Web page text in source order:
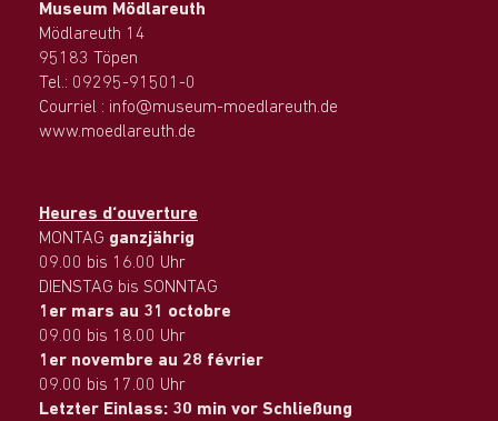
Museum Mödlareuth
Mödlareuth 14
95183 Töpen
Tel.: 09295-91501-0
Courriel : info@museum-moedlareuth.de
www.moedlareuth.de
Heures d‘ouverture
MONTAG ganzjährig
09.00 bis 16.00 Uhr
DIENSTAG bis SONNTAG
1er mars au 31 octobre
09.00 bis 18.00 Uhr
1er novembre au 28 février
09.00 bis 17.00 Uhr
Letzter Einlass: 30 min vor Schließung